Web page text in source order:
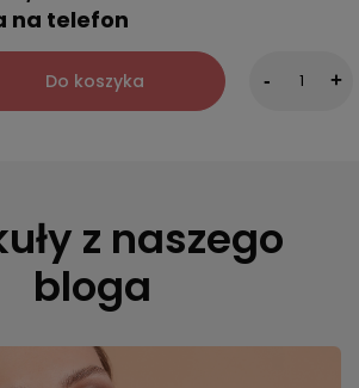
na telefon
Do koszyka - +
z naszego
bloga